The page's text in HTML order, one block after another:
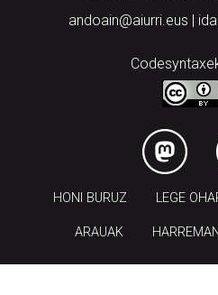
andoain@aiurri.eus |
HONI BURUZ LEGE
ARAUAK